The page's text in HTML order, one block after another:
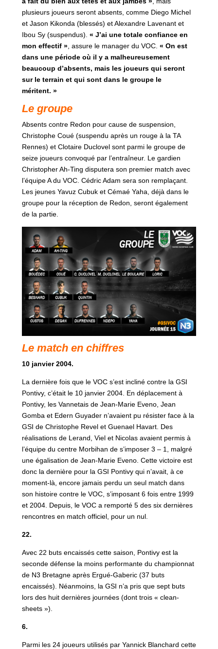
plusieurs joueurs seront absents, comme Diego Michel
et Jason Kikonda (blessés) et Alexandre Lavenant et
Ibou Sy (suspendus). « J’ai une totale confiance en
mon effectif », assure le manager du VOC. « On est
dans une période où il y a malheureusement
beaucoup d’absents, mais les joueurs qui seront
sur le terrain et qui sont dans le groupe le
méritent. »
Le groupe
Absents contre Redon pour cause de suspension,
Christophe Coué (suspendu après un rouge à la TA
Rennes) et Clotaire Duclovel sont parmi le groupe de
seize joueurs convoqué par l’entraîneur. Le gardien
Christopher Ah-Ting disputera son premier match avec
l’équipe A du VOC. Cédric Adam sera son remplaçant.
Les jeunes Yavuz Cubuk et Cémaé Yaha, déjà dans le
groupe pour la réception de Redon, seront également
de la partie.
Le match en chiffres
10 janvier 2004.
La dernière fois que le VOC s’est incliné contre la GSI
Pontivy, c’était le 10 janvier 2004. En déplacement à
Pontivy, les Vannetais de Jean-Marie Eveno, Jean
Gomba et Edern Guyader n’avaient pu résister face à la
GSI de Christophe Revel et Guenael Havart. Des
réalisations de Lerand, Viel et Nicolas avaient permis à
l’équipe du centre Morbihan de s’imposer 3 – 1, malgré
une égalisation de Jean-Marie Eveno. Cette victoire est
donc la dernière pour la GSI Pontivy qui n’avait, à ce
moment-là, encore jamais perdu un seul match dans
son histoire contre le VOC, s’imposant 6 fois entre 1999
et 2004. Depuis, le VOC a remporté 5 des six dernières
rencontres en match officiel, pour un nul.
22.
Avec 22 buts encaissés cette saison, Pontivy est la
seconde défense la moins performante du championnat
de N3 Bretagne après Ergué-Gaberic (37 buts
encaissés). Néanmoins, la GSI n’a pris que sept buts
lors des huit dernières journées (dont trois « clean-
sheets »).
6.
Parmi les 24 joueurs utilisés par Yannick Blanchard cette